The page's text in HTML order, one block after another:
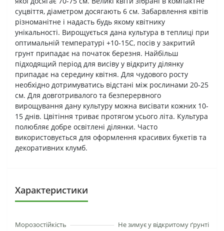
суцвіття, діаметром досягають 6 см. Забарвлення квітів
різноманітне і надасть будь якому квітнику
унікальності. Вирощується дана культура в теплиці при
оптимальній температурі +10-15С, посів у закритий
грунт припадає на початок березня. Найбільш
підходящий період для висіву у відкриту ділянку
припадає на середину квітня. Для чудового росту
необхідно дотримуватись відстані між рослинами 20-25
см. Для довготривалого та безперервного
вирощування дану культуру можна висівати кожних 10-
15 днів. Цвітіння триває протягом усього літа. Культура
полюбляє добре освітлені ділянки. Часто
використовується для оформлення красивих букетів та
декоративних клумб.
Характеристики
Морозостійкість Не зимує у відкритому ґрунті